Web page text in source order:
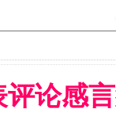
论感